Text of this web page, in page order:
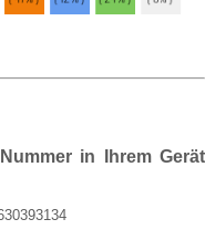
in Ihrem Gerät